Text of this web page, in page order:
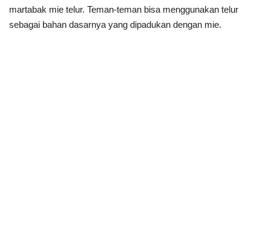
martabak mie telur. Teman-teman bisa menggunakan telur
sebagai bahan dasarnya yang dipadukan dengan mie.